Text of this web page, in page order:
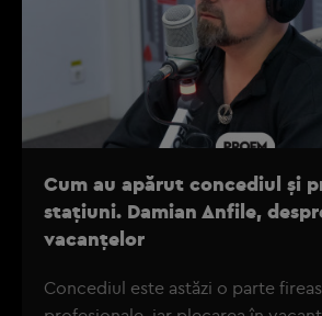
Cum au apărut concediul și
stațiuni. Damian Anfile,
vacanțelor
Concediul este astăzi o parte